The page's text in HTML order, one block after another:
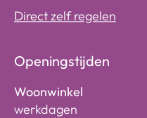
Direct zelf regelen
Openingstijden
Woonwinkel
werkdagen